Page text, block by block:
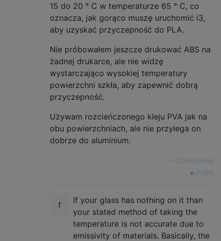
15 do 20 ° C w temperaturze 65 ° C, co
oznacza, jak gorąco muszę uruchomić i3,
aby uzyskać przyczepność do PLA.
Nie próbowałem jeszcze drukować ABS na
żadnej drukarce, ale nie widzę
wystarczająco wysokiej temperatury
powierzchni szkła, aby zapewnić dobrą
przyczepność.
Używam rozcieńczonego kleju PVA jak na
obu powierzchniach, ale nie przylega on
dobrze do aluminium.
ClarionGrade
źródło
If your glass has nothing on it than
your stated method of taking the
temperature is not accurate due to
emissivity of materials. Basically, the